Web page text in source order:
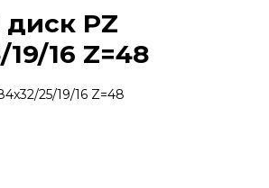
PZ
19/16 Z=48
25/19/16 Z=48